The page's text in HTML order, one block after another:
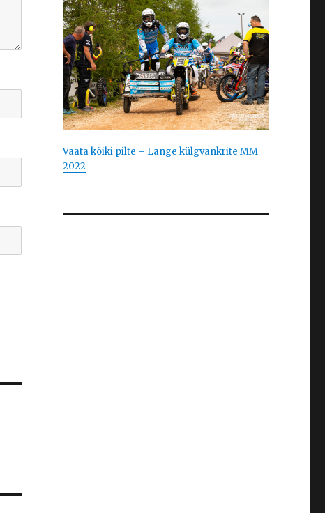
Vaata kõiki pilte – Lange külgvankrite MM
2022